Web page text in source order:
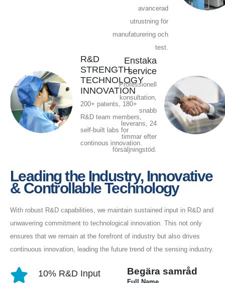
avancerad
utrustning för
manufaturering och
test.
R&D
STRENGTH
TECHNOLOGY
INNOVATION
200+ patents, 180+
R&D team members,
self-built labs for
continous innovation.
Enstaka
service
Professionell
konsultation,
snabb
leverans, 24
timmar efter
försäljningstöd.
Leading the Industry, Innovative
& Controllable Technology
With robust R&D capabilities, we maintain sustained input in R&D and
unwavering commitment to technological innovation. This not only
ensures that we remain at the forefront of industry but also drives
continuous innovation, leading the future trend of the sensing industry.
10% R&D Input Begära samråd